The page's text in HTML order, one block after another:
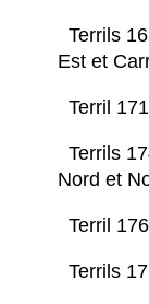
Terrils
Est et
Terril
Terrils
Nord et
Terril
Terrils